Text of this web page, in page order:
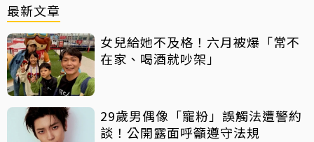
最新文章
女兒給她不及格！六月被爆「常不
在家、喝酒就吵架」
29歲男偶像「寵粉」誤觸法遭警約
談！公開露面呼籲遵守法規